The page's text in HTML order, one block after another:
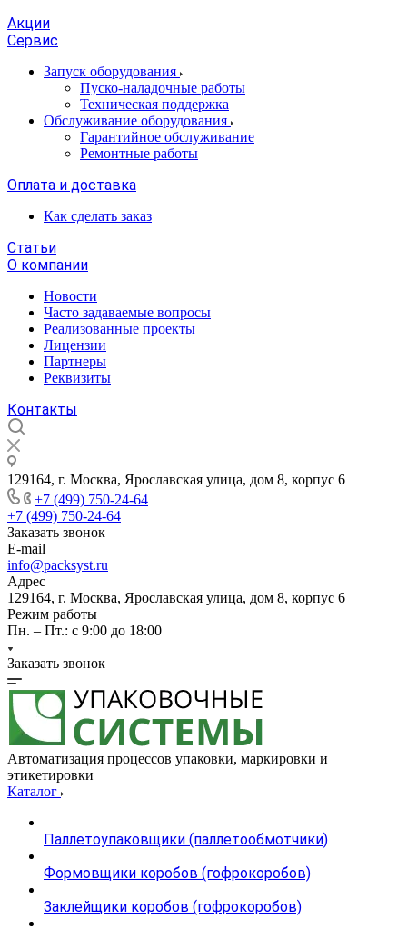
Акции
Сервис
Запуск оборудования
Пуско-наладочные работы
Техническая поддержка
Обслуживание оборудования
Гарантийное обслуживание
Ремонтные работы
Оплата и доставка
Как сделать заказ
Статьи
О компании
Новости
Часто задаваемые вопросы
Реализованные проекты
Лицензии
Партнеры
Реквизиты
Контакты
129164, г. Москва, Ярославская улица, дом 8, корпус 6
+7 (499) 750-24-64
+7 (499) 750-24-64
Заказать звонок
E-mail
info@packsyst.ru
Адрес
129164, г. Москва, Ярославская улица, дом 8, корпус 6
Режим работы
Пн. – Пт.: с 9:00 до 18:00
Заказать звонок
Автоматизация процессов упаковки, маркировки и
этикетировки
Каталог
Паллетоупаковщики (паллетообмотчики)
Формовщики коробов (гофрокоробов)
Заклейщики коробов (гофрокоробов)